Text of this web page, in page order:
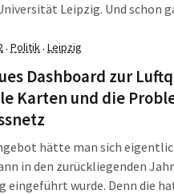
Leipzig. Und schon
sich in der Energiepolitik […]
· Politik· Leipzig
Dashboard zur
Karten und die
hätte man sich
in den zurückliegenden
eingeführt wurde. Denn die